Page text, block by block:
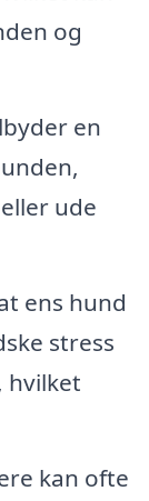
og
en
ude
ens hund
stress
hvilket
kan ofte